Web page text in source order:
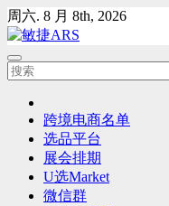
Skip
to
content
周六. 8 月 8th, 2026
跨境电商名单
选品平台
展会排期
U选Market
微信群